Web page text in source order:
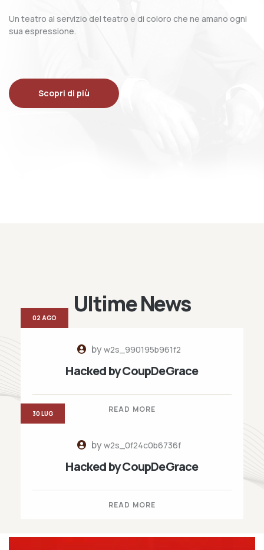
Un teatro al servizio del teatro e di coloro che ne amano ogni
sua espressione.
Scopri di più
Ultime News
byw2s_990195b961f2
Hacked by CoupDeGrace
READ MORE
02 AGO
byw2s_0f24c0b6736f
Hacked by CoupDeGrace
READ MORE
30 LUG